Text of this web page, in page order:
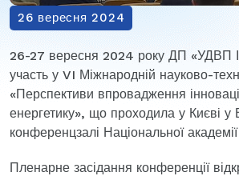
26 вересня 2024
26-27 вересня 2024 року ДП «УДВП
участь у VI Міжнародній науково-
«Перспективи впровадження
енергетику», що проходила у Києві у
конференцзалі Національної
Пленарне засідання конференції